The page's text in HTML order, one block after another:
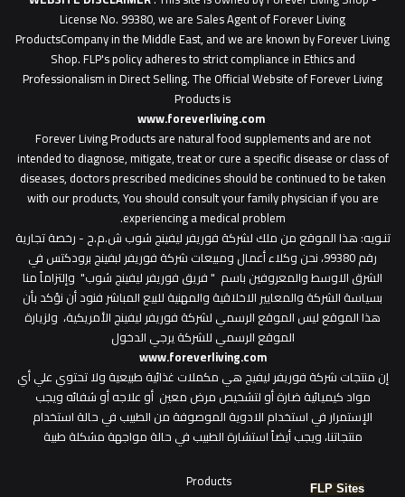
License No. 99380, we are Sales Agent of Forever Living
ProductsCompany in the Middle East, and we are known by Forever Living
Shop. FLP's policy adheres to strict compliance in Ethics and
Professionalism in Direct Selling. The Official Website of Forever Living
Products is
www.foreverliving.com
Forever Living Products are natural food supplements and are not
intended to diagnose, mitigate, treat or cure a specific disease or class of
diseases, doctors prescribed medicines should be continued to be taken
with our products, You should consult your family physician if you are
experiencing a medical problem.
تنـويه: هذا الموقع من ملك لشركة فوريفر ليفينج شوب ش.م.ح - رخصة تجارية
رقم 99380، نحن وكلاء أعمال ومبيعات شركة فوريفر لبفينج برودكتس في
الشرق الاوسط والمعروفين باسم " فريق فوريفر ليفينج شوب" وإلتزاماً منا
بسياسة الشركة والمعايير الاخلاقية والمهنية للبيع المباشر فنود أن نؤكد بأن
هذا الموقع ليس الموقع الرسمي لشركة فوريفر ليفينج الأمريكية، ولزيارة
الموقع الرسمي للشركة يرجي الدخول
www.foreverliving.com
​إن منتجات شركة فوريفر ليفيج هي مكملات غذائية طبيعية ولا تحتوي علي أي
مواد كيميائية ضارة أو لتشخيص مرض معين أو علاجه أو شفائه ويجب
الإستمرار في استخدام الادوية الموصوفة من الطبيب في حالة استخدام
منتجاتنا، ويجب أيضاً استشارة الطبيب في حالة مواجهة مشكلة طبية
FLP Sites
Products